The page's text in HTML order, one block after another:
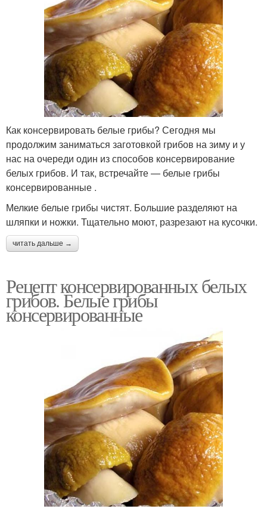
Как консервировать белые грибы? Сегодня мы
продолжим заниматься заготовкой грибов на зиму и у
нас на очереди один из способов консервирование
белых грибов. И так, встречайте — белые грибы
консервированные .
Мелкие белые грибы чистят. Большие разделяют на
шляпки и ножки. Тщательно моют, разрезают на кусочки.
читать дальше →
Рецепт консервированных белых
грибов. Белые грибы
консервированные